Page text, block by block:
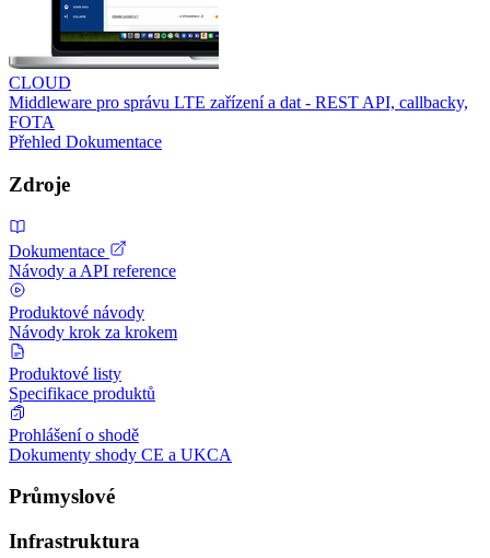
CLOUD
Middleware pro správu LTE zařízení a dat - REST API, callbacky,
FOTA
Přehled Dokumentace
Zdroje
Dokumentace
Návody a API reference
Produktové návody
Návody krok za krokem
Produktové listy
Specifikace produktů
Prohlášení o shodě
Dokumenty shody CE a UKCA
Průmyslové
Infrastruktura